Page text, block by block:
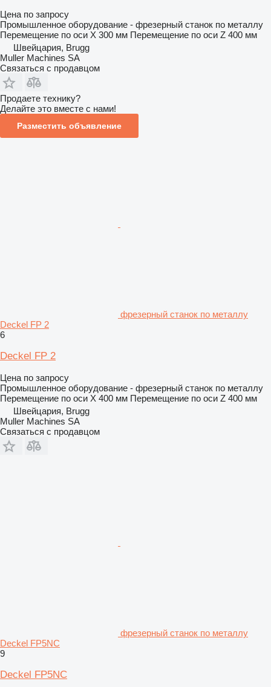
Цена по запросу
Промышленное оборудование - фрезерный станок по металлу
Перемещение по оси X 300 мм Перемещение по оси Z 400 мм
Швейцария, Brugg
Muller Machines SA
Связаться с продавцом
Продаете технику?
Делайте это вместе с нами!
Разместить объявление
фрезерный станок по металлу
Deckel FP 2
6
Deckel FP 2
Цена по запросу
Промышленное оборудование - фрезерный станок по металлу
Перемещение по оси X 400 мм Перемещение по оси Z 400 мм
Швейцария, Brugg
Muller Machines SA
Связаться с продавцом
фрезерный станок по металлу
Deckel FP5NC
9
Deckel FP5NC